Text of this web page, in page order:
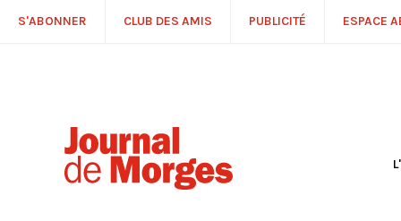
S'ABONNER CLUB DES AMIS PUBLICITÉ ESPACE